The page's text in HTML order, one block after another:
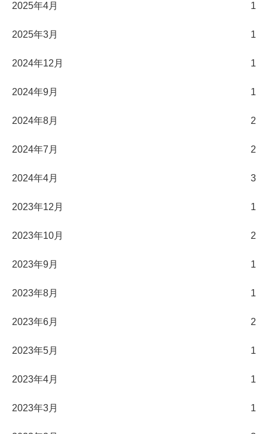
2025年4月 1
2025年3月 1
2024年12月 1
2024年9月 1
2024年8月 2
2024年7月 2
2024年4月 3
2023年12月 1
2023年10月 2
2023年9月 1
2023年8月 1
2023年6月 2
2023年5月 1
2023年4月 1
2023年3月 1